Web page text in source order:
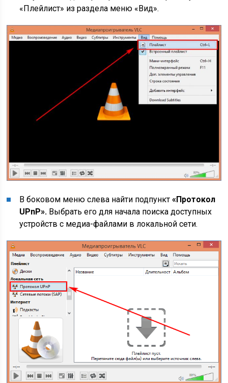
«Плейлист» из раздела меню «Вид».
В боковом меню слева найти подпункт«Протокол
UPnP». Выбрать его для начала поиска доступных
устройств с медиа-файлами в локальной сети.